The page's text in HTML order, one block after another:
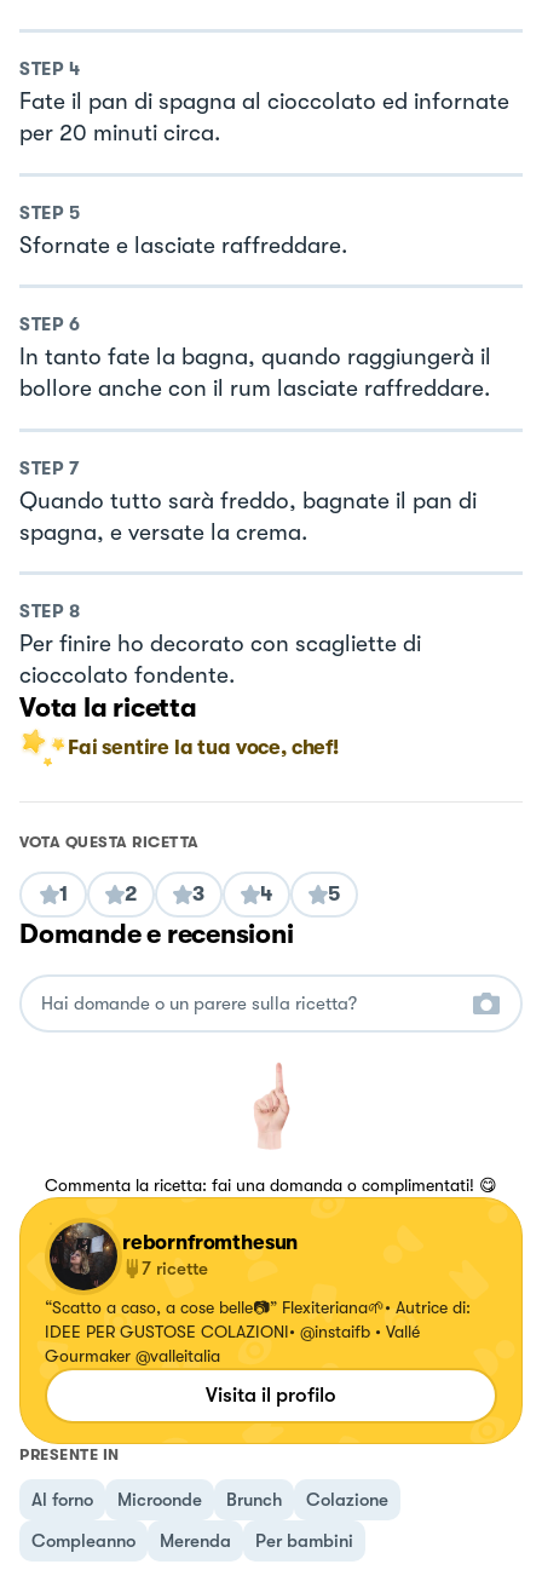
STEP 4
Fate il pan di spagna al cioccolato ed infornate
per 20 minuti circa.
STEP 5
Sfornate e lasciate raffreddare.
STEP 6
In tanto fate la bagna, quando raggiungerà il
bollore anche con il rum lasciate raffreddare.
STEP 7
Quando tutto sarà freddo, bagnate il pan di
spagna, e versate la crema.
STEP 8
Per finire ho decorato con scagliette di
cioccolato fondente.
Vota la ricetta
Fai sentire la tua voce, chef!
VOTA QUESTA RICETTA
1 2 3 4 5
Domande e recensioni
Commenta la ricetta: fai una domanda o complimentati! 😋
rebornfromthesun
7 ricette
“Scatto a caso, a cose belle📷” Flexiteriana🌱• Autrice di:
IDEE PER GUSTOSE COLAZIONI• @instaifb • Vallé
Gourmaker @valleitalia
Visita il profilo
PRESENTE IN
Al forno Microonde Brunch
Colazione
Compleanno
Merenda Per bambini